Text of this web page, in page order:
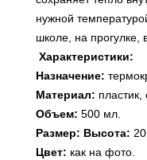
нужной
школе, на прогулке,
Характеристики:
Назначение:
Материал: пластик,
Объем: 500 мл.
Размер: Высота:
Цвет: как на фото.